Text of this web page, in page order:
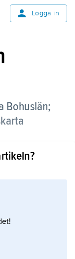
Logga in
Bohuslän;